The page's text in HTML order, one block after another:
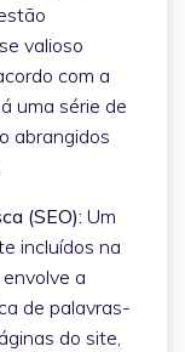
valioso
com a
uma série de
abrangidos
(SEO): Um
incluídos na
a
de palavras-
do site,